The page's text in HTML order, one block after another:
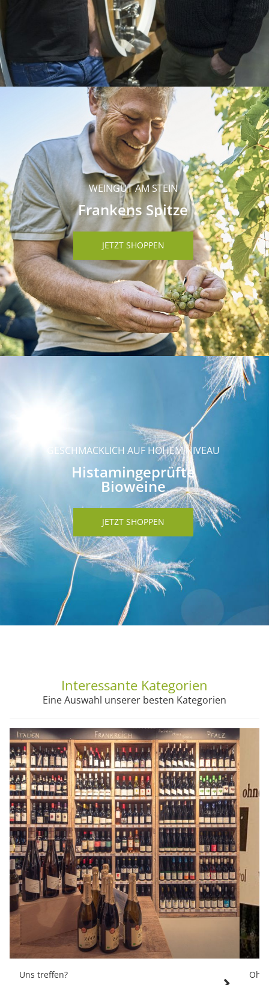
WEINGUT AM STEIN
Frankens Spitze
JETZT SHOPPEN
GESCHMACKLICH AUF HOHEM NIVEAU
Histamingeprüfte
Bioweine
JETZT SHOPPEN
Interessante Kategorien
Eine Auswahl unserer besten Kategorien
Uns treffen?